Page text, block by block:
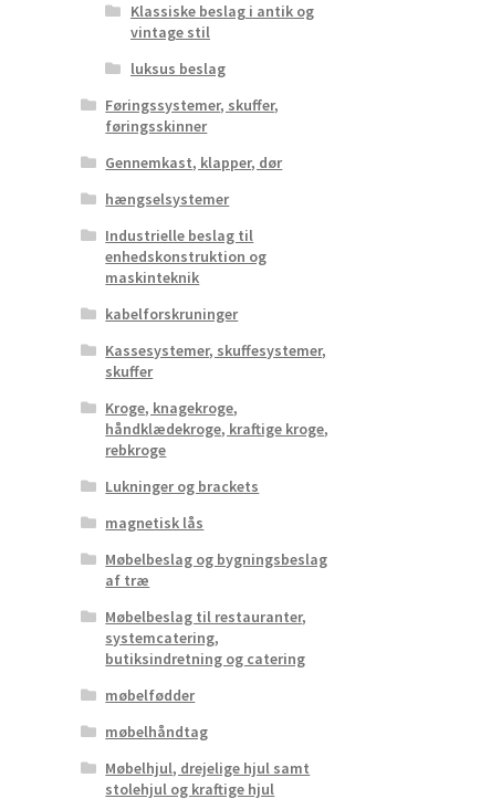
Klassiske beslag i antik og
vintage stil
luksus beslag
Føringssystemer, skuffer,
føringsskinner
Gennemkast, klapper, dør
hængselsystemer
Industrielle beslag til
enhedskonstruktion og
maskinteknik
kabelforskruninger
Kassesystemer, skuffesystemer,
skuffer
Kroge, knagekroge,
håndklædekroge, kraftige kroge,
rebkroge
Lukninger og brackets
magnetisk lås
Møbelbeslag og bygningsbeslag
af træ
Møbelbeslag til restauranter,
systemcatering,
butiksindretning og catering
møbelfødder
møbelhåndtag
Møbelhjul, drejelige hjul samt
stolehjul og kraftige hjul